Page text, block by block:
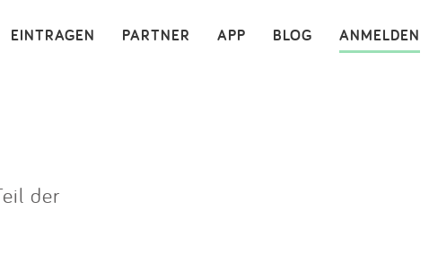
ANMELDEN
BLOG
APP
PARTNER
EINTRAGEN ×
der